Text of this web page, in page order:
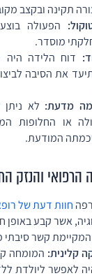
תקינה ובקצב
הפעולה
מוסדר.
דוח הלידה
את הסיבה
מדעת: לא
או החלופות
המודעת.
הרפואי והנזק
חוות דעת של
אשר קבע
קשר סיבתי
קלינית: המומחה
לאפשר ליולדת